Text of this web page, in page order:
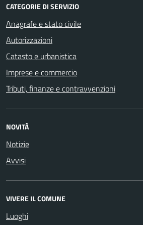
CATEGORIE DI SERVIZIO
Anagrafe e stato civile
Autorizzazioni
Catasto e urbanistica
Imprese e commercio
Tributi, finanze e contravvenzioni
NOVITÀ
Notizie
Avvisi
VIVERE IL COMUNE
Luoghi